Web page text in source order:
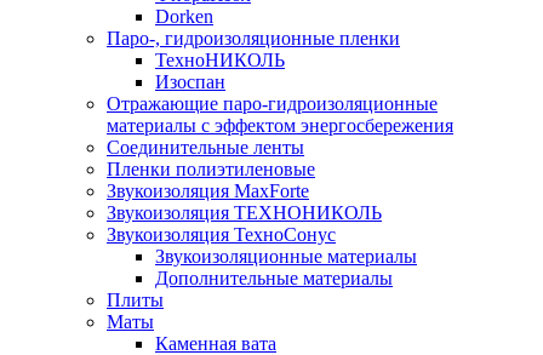
Dorken
Паро-, гидроизоляционные пленки
ТехноНИКОЛЬ
Изоспан
Отражающие паро-гидроизоляционные
материалы с эффектом энергосбережения
Соединительные ленты
Пленки полиэтиленовые
Звукоизоляция MaxForte
Звукоизоляция ТЕХНОНИКОЛЬ
Звукоизоляция ТехноСонус
Звукоизоляционные материалы
Дополнительные материалы
Плиты
Маты
Каменная вата